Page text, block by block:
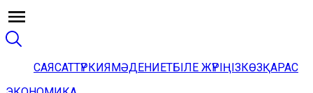
САЯСАТТҮРКИЯМӘДЕНИЕТБІЛЕ ЖҮРІҢІЗКӨЗҚАРАС